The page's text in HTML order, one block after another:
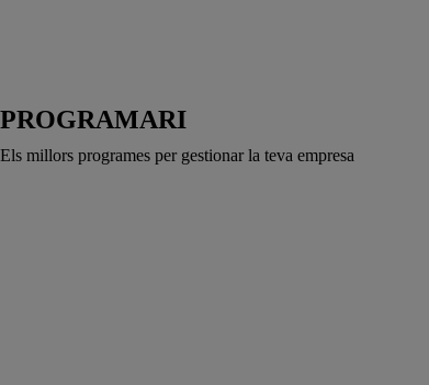
PROGRAMARI
Els millors programes per gestionar la teva empresa